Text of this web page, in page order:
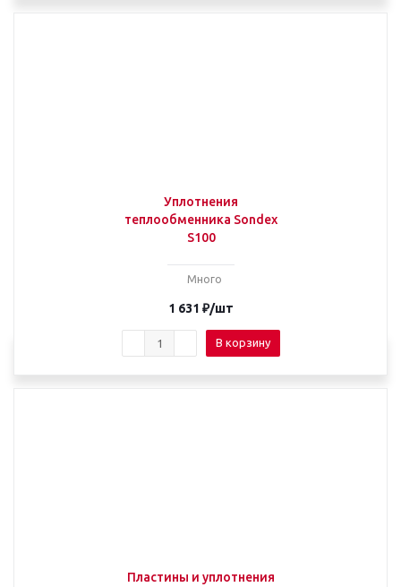
Уплотнения
теплообменника Sondex
S100
Много
1 631 ₽/шт
В корзину
Пластины и уплотнения